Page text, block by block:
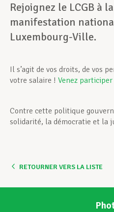
Rejoignez le LCGB à
manifestation
Luxembourg-Ville.
Il s’agit de vos droits, de vos
votre salaire ! Venez participer
Contre cette politique
solidarité, la démocratie et la
RETOURNER VERS LA LISTE